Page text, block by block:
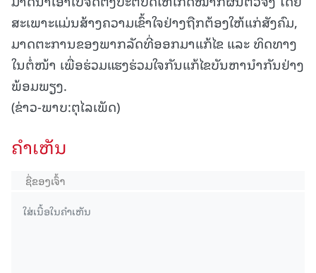
ສະເພາະແມ່ນສ້າງຄວາມເຂົ້າໃຈຢ່າງຖືກຕ້ອງໃຫ້ແກ່ສັງຄົມ,
ມາດຕະການຂອງພາກລັດທີ່ອອກມາແກ້ໄຂ ແລະ ທິດທາງ
ໃນຕໍ່ໜ້າ ເພື່ອຮ່ວມແຮງຮ່ວມໃຈກັນແກ້ໄຂບັນຫານໍາກັນຢ່າງ
ພ້ອມພຽງ.
(ຂ່າວ-ພາບ:ຕຸໄລເພັດ)
ຄໍາເຫັນ